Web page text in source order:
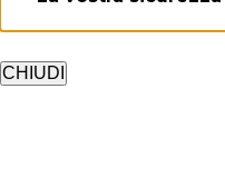
CHIUDI